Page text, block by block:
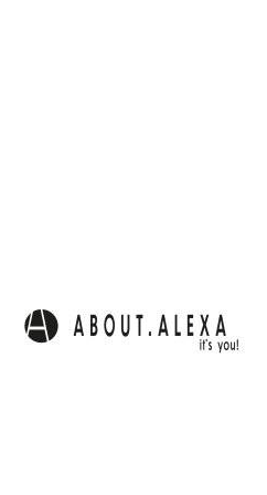
ABOUT.ALEXA